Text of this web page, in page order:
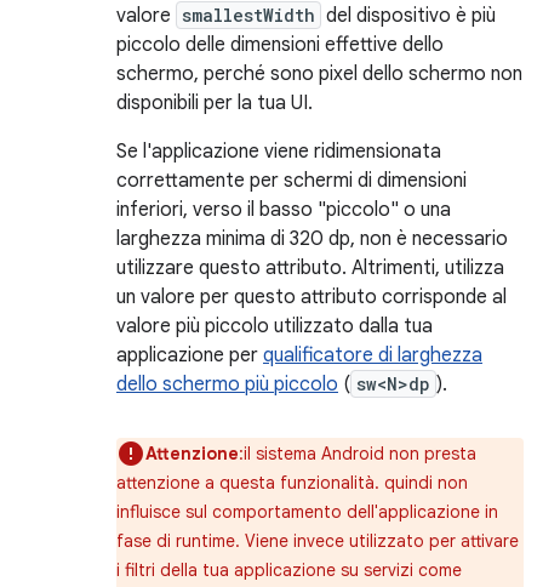
valore smallestWidth del dispositivo è più
piccolo delle dimensioni effettive dello
schermo, perché sono pixel dello schermo non
disponibili per la tua UI.
Se l'applicazione viene ridimensionata
correttamente per schermi di dimensioni
inferiori, verso il basso "piccolo" o una
larghezza minima di 320 dp, non è necessario
utilizzare questo attributo. Altrimenti, utilizza
un valore per questo attributo corrisponde al
valore più piccolo utilizzato dalla tua
applicazione per qualificatore di larghezza
dello schermo più piccolo ( sw<N>dp ).
Attenzione:il sistema Android non presta
attenzione a questa funzionalità. quindi non
influisce sul comportamento dell'applicazione in
fase di runtime. Viene invece utilizzato per attivare
i filtri della tua applicazione su servizi come